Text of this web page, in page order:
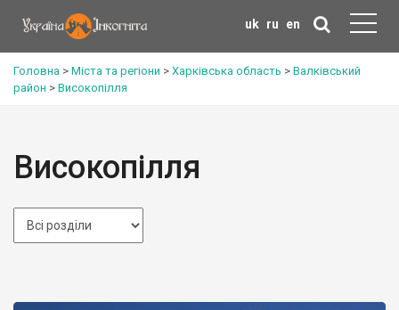
uk ru en
Головна > Міста та регіони > Харківська область > Валківський
район > Високопілля
Високопілля